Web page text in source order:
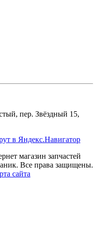
, пер. Звёздный 15,
в Яндекс.Навигатор
магазин запчастей
Все права защищены.
сайта